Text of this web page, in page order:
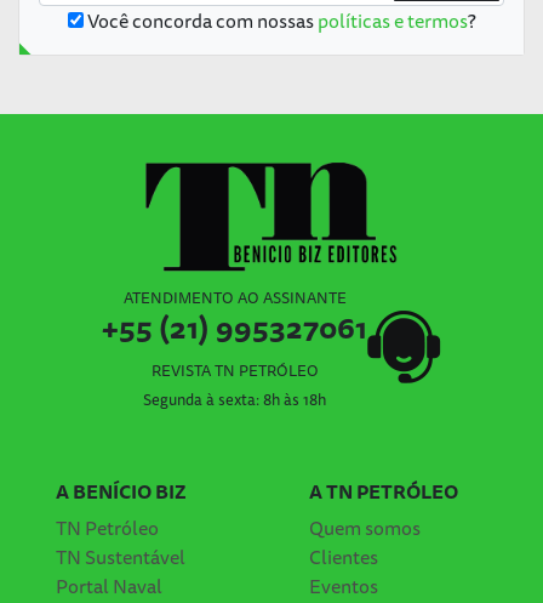
Você concorda com nossaspolíticas e termos?
ATENDIMENTO AO ASSINANTE
+55 (21) 995327061
REVISTA TN PETRÓLEO
Segunda à sexta: 8h às 18h
A BENÍCIO BIZ
TN Petróleo
TN Sustentável
Portal Naval
A TN PETRÓLEO
Quem somos
Clientes
Eventos